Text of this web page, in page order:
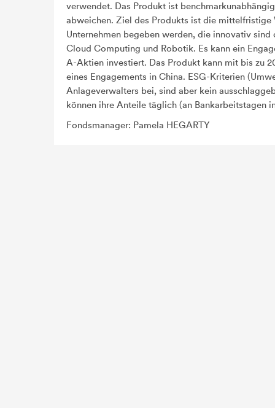
verwendet. Das Produkt ist
abweichen. Ziel des Produkts ist die
Unternehmen begeben werden, die innovativ
Cloud Computing und Robotik. Es kann ein
A-Aktien investiert. Das Produkt kann mit bis zu
eines Engagements in China. ESG-Kriterien
Anlageverwalters bei, sind aber kein
können ihre Anteile täglich (an Bankarbeitstagen
Fondsmanager: Pamela HEGARTY